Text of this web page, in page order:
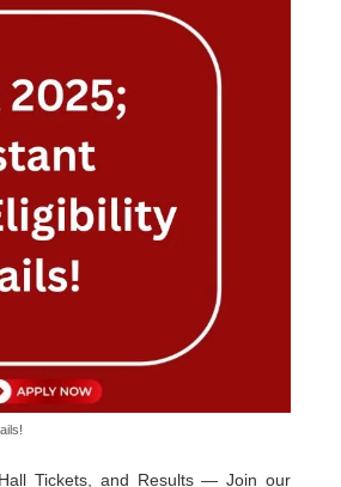
Tickets, and Results — Join our